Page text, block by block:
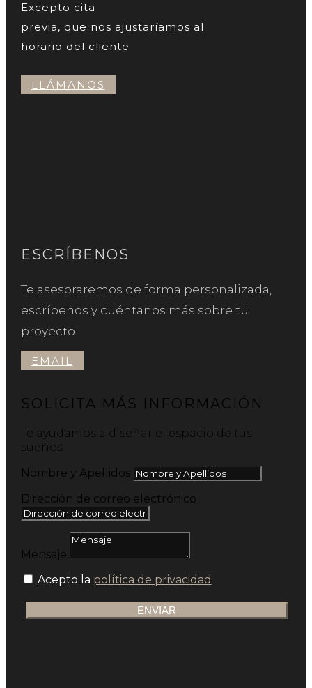
Excepto cita
previa, que nos ajustaríamos al
horario del cliente
LLÁMANOS
ESCRÍBENOS
Te asesoraremos de forma personalizada,
escríbenos y cuéntanos más sobre tu
proyecto.
EMAIL
SOLICITA MÁS INFORMACIÓN
Te ayudamos a diseñar el espacio de tus
sueños
Nombre y Apellidos
Dirección de correo electrónico
Mensaje
Acepto la política de privacidad
ENVIAR